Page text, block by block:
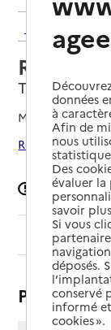
Retour aux
Tulle,
Mis à jour le12/
Rechercher les
Signaler
Sommaire
données
à
Afin de
nous
Des
évaluer
savoir
Si vous
déposés.
conservé
informé
cookies ».